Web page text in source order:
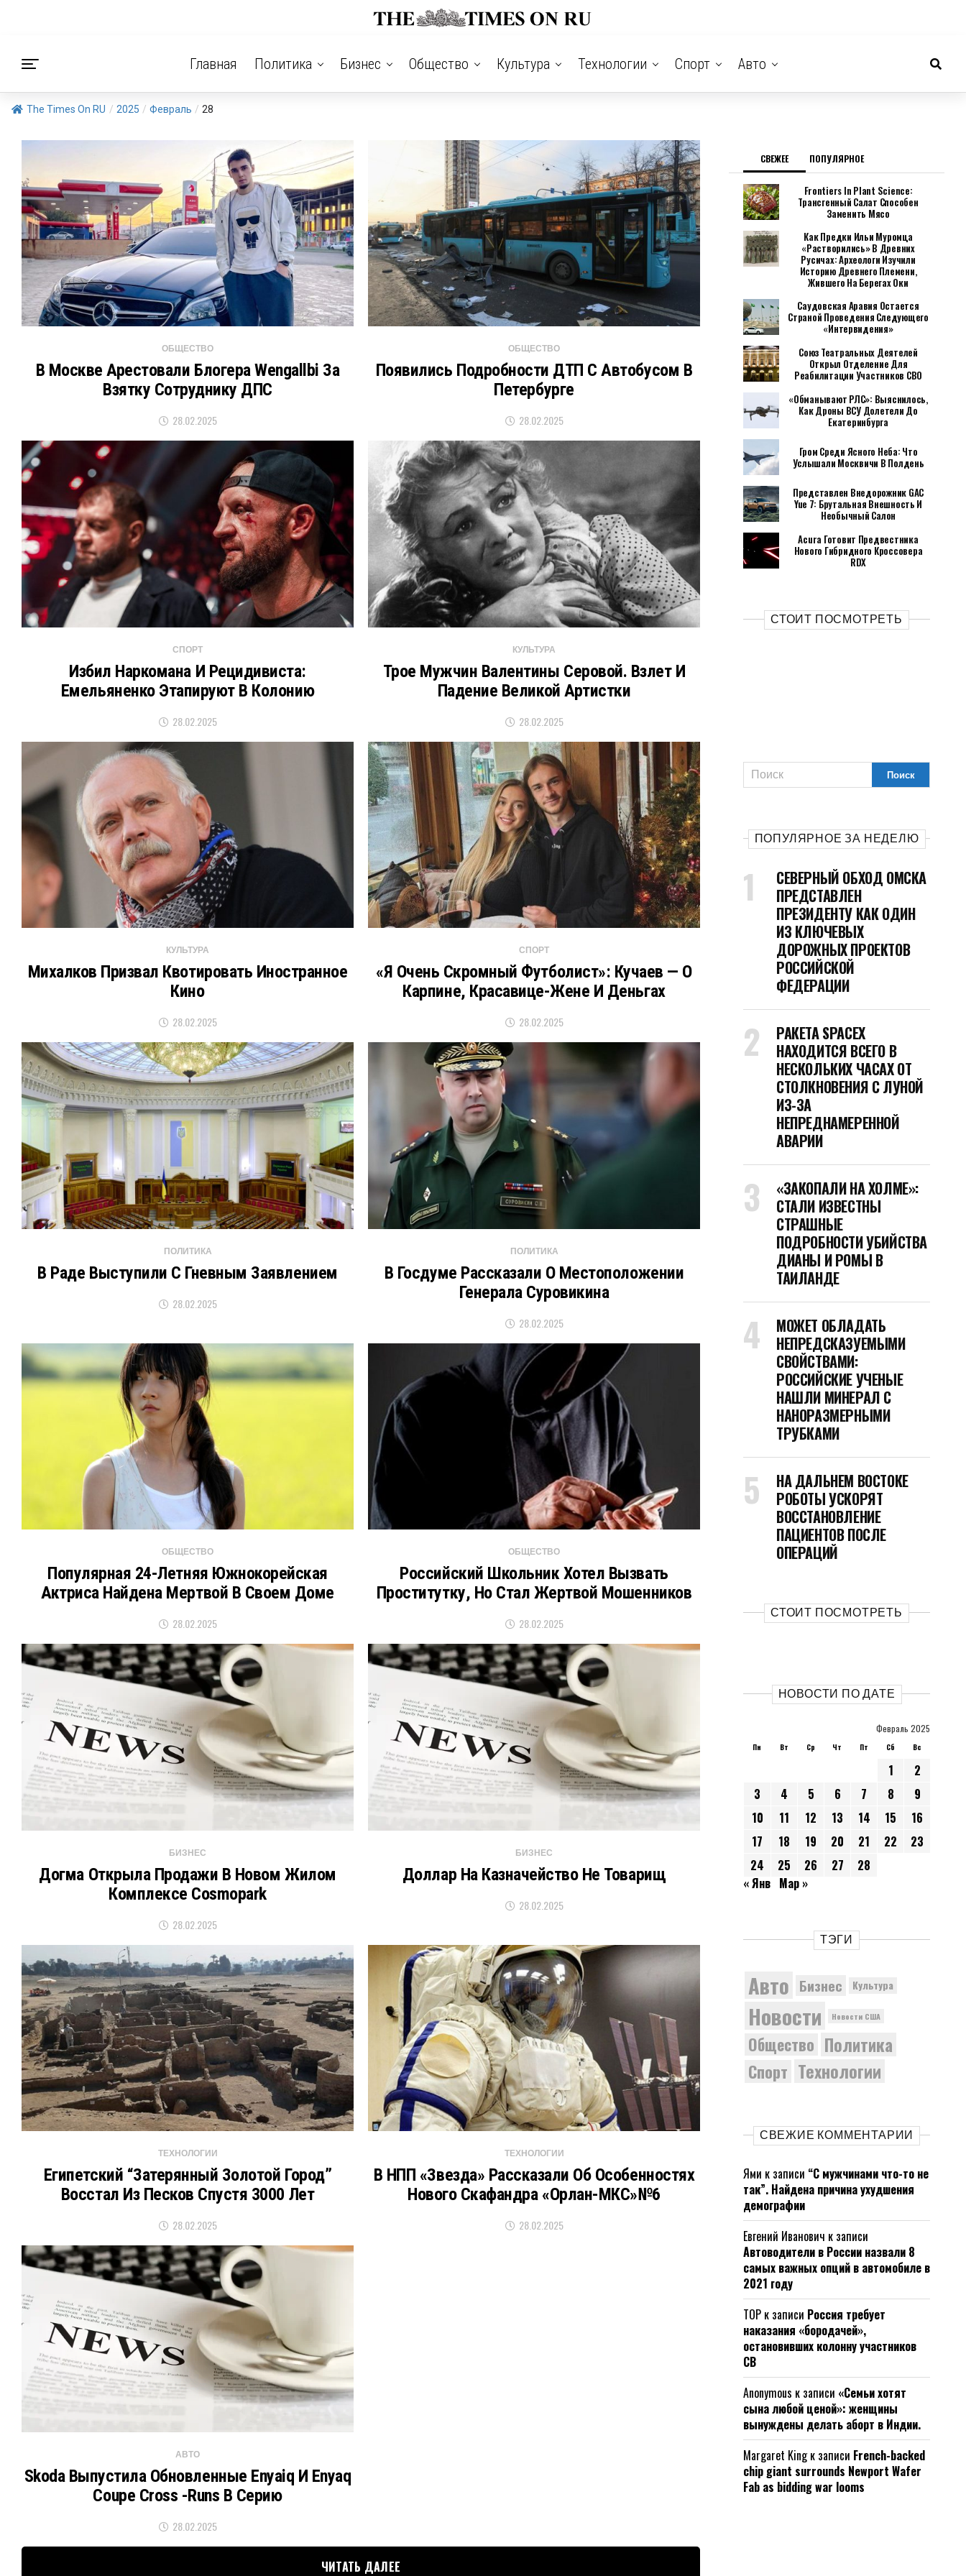
Главная Политика Бизнес Общество Культура Технологии Спорт Авто
The Times On RU / 2025 / Февраль / 28
ОБЩЕСТВО
В Москве Арестовали Блогера Wengallbi За
Взятку Сотруднику ДПС
28.02.2025
ОБЩЕСТВО
Появились Подробности ДТП С Автобусом В
Петербурге
28.02.2025
СПОРТ
Избил Наркомана И Рецидивиста:
Емельяненко Этапируют В Колонию
28.02.2025
КУЛЬТУРА
Трое Мужчин Валентины Серовой. Взлет И
Падение Великой Артистки
28.02.2025
КУЛЬТУРА
Михалков Призвал Квотировать Иностранное
Кино
28.02.2025
СПОРТ
«Я Очень Скромный Футболист»: Кучаев — О
Карпине, Красавице-Жене И Деньгах
28.02.2025
ПОЛИТИКА
В Раде Выступили С Гневным Заявлением
28.02.2025
ПОЛИТИКА
В Госдуме Рассказали О Местоположении
Генерала Суровикина
28.02.2025
ОБЩЕСТВО
Популярная 24-Летняя Южнокорейская
Актриса Найдена Мертвой В Своем Доме
28.02.2025
ОБЩЕСТВО
Российский Школьник Хотел Вызвать
Проститутку, Но Стал Жертвой Мошенников
28.02.2025
БИЗНЕС
Догма Открыла Продажи В Новом Жилом
Комплексе Cosmopark
28.02.2025
БИЗНЕС
Доллар На Казначейство Не Товарищ
28.02.2025
ТЕХНОЛОГИИ
Египетский “Затерянный Золотой Город”
Восстал Из Песков Спустя 3000 Лет
28.02.2025
ТЕХНОЛОГИИ
В НПП «Звезда» Рассказали Об Особенностях
Нового Скафандра «Орлан-МКС»№6
28.02.2025
АВТО
Skoda Выпустила Обновленные Enyaiq И Enyaq
Coupe Cross -runs В Серию
28.02.2025
ЧИТАТЬ ДАЛЕЕ
СВЕЖЕЕ ПОПУЛЯРНОЕ
Frontiers In Plant Science:
Трансгенный Салат Способен
Заменить Мясо
Как Предки Ильи Муромца
«растворились» В Древних
Русичах: Археологи Изучили
Историю Древнего Племени,
Жившего На Берегах Оки
Саудовская Аравия Остается
Страной Проведения Следующего
«Интервидения»
Союз Театральных Деятелей
Открыл Отделение Для
Реабилитации Участников СВО
«Обманывают РЛС»: Выяснилось,
Как Дроны ВСУ Долетели До
Екатеринбурга
Гром Среди Ясного Неба: Что
Услышали Москвичи В Полдень
Представлен Внедорожник GAC
Yue 7: Брутальная Внешность И
Необычный Салон
Acura Готовит Предвестника
Нового Гибридного Кроссовера
RDX
СТОИТ ПОСМОТРЕТЬ
ПОПУЛЯРНОЕ ЗА НЕДЕЛЮ
СЕВЕРНЫЙ ОБХОД ОМСКА
ПРЕДСТАВЛЕН
ПРЕЗИДЕНТУ КАК ОДИН
ИЗ КЛЮЧЕВЫХ
ДОРОЖНЫХ ПРОЕКТОВ
РОССИЙСКОЙ
ФЕДЕРАЦИИ
РАКЕТА SPACEX
НАХОДИТСЯ ВСЕГО В
НЕСКОЛЬКИХ ЧАСАХ ОТ
СТОЛКНОВЕНИЯ С ЛУНОЙ
ИЗ-ЗА
НЕПРЕДНАМЕРЕННОЙ
АВАРИИ
«ЗАКОПАЛИ НА ХОЛМЕ»:
СТАЛИ ИЗВЕСТНЫ
СТРАШНЫЕ
ПОДРОБНОСТИ УБИЙСТВА
ДИАНЫ И РОМЫ В
ТАИЛАНДЕ
МОЖЕТ ОБЛАДАТЬ
НЕПРЕДСКАЗУЕМЫМИ
СВОЙСТВАМИ:
РОССИЙСКИЕ УЧЕНЫЕ
НАШЛИ МИНЕРАЛ С
НАНОРАЗМЕРНЫМИ
ТРУБКАМИ
НА ДАЛЬНЕМ ВОСТОКЕ
РОБОТЫ УСКОРЯТ
ВОССТАНОВЛЕНИЕ
ПАЦИЕНТОВ ПОСЛЕ
ОПЕРАЦИЙ
СТОИТ ПОСМОТРЕТЬ
НОВОСТИ ПО ДАТЕ
Февраль 2025
Пн Вт Ср Чт Пт Сб Вс
1
2
3
4 5 6 7 8
9
10
11 12 13 14 15
16
17
18 19 20 21 22
23
24
25 26 27
28
« Янв Мар »
ТЭГИ
Авто Бизнес Культура
Новости Новости США
Общество Политика
Спорт Технологии
СВЕЖИЕ КОММЕНТАРИИ
Ями к записи “С мужчинами что-то не
так”. Найдена причина ухудшения
демографии
Евгений Иванович к записи
Автоводители в России назвали 8
самых важных опций в автомобиле в
2021 году
ТОР к записи Россия требует
наказания «бородачей»,
остановивших колонну участников
СВ
Anonymous к записи «Семьи хотят
сына любой ценой»: женщины
вынуждены делать аборт в Индии.
Margaret Kingк записи French-backed
chip giant surrounds Newport Wafer
Fab as bidding war looms